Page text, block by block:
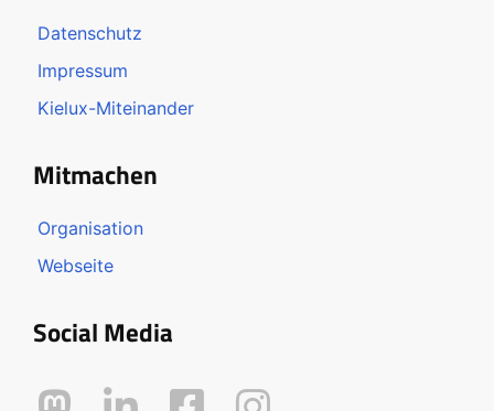
Datenschutz
Impressum
Kielux-Miteinander
Mitmachen
Organisation
Webseite
Social Media